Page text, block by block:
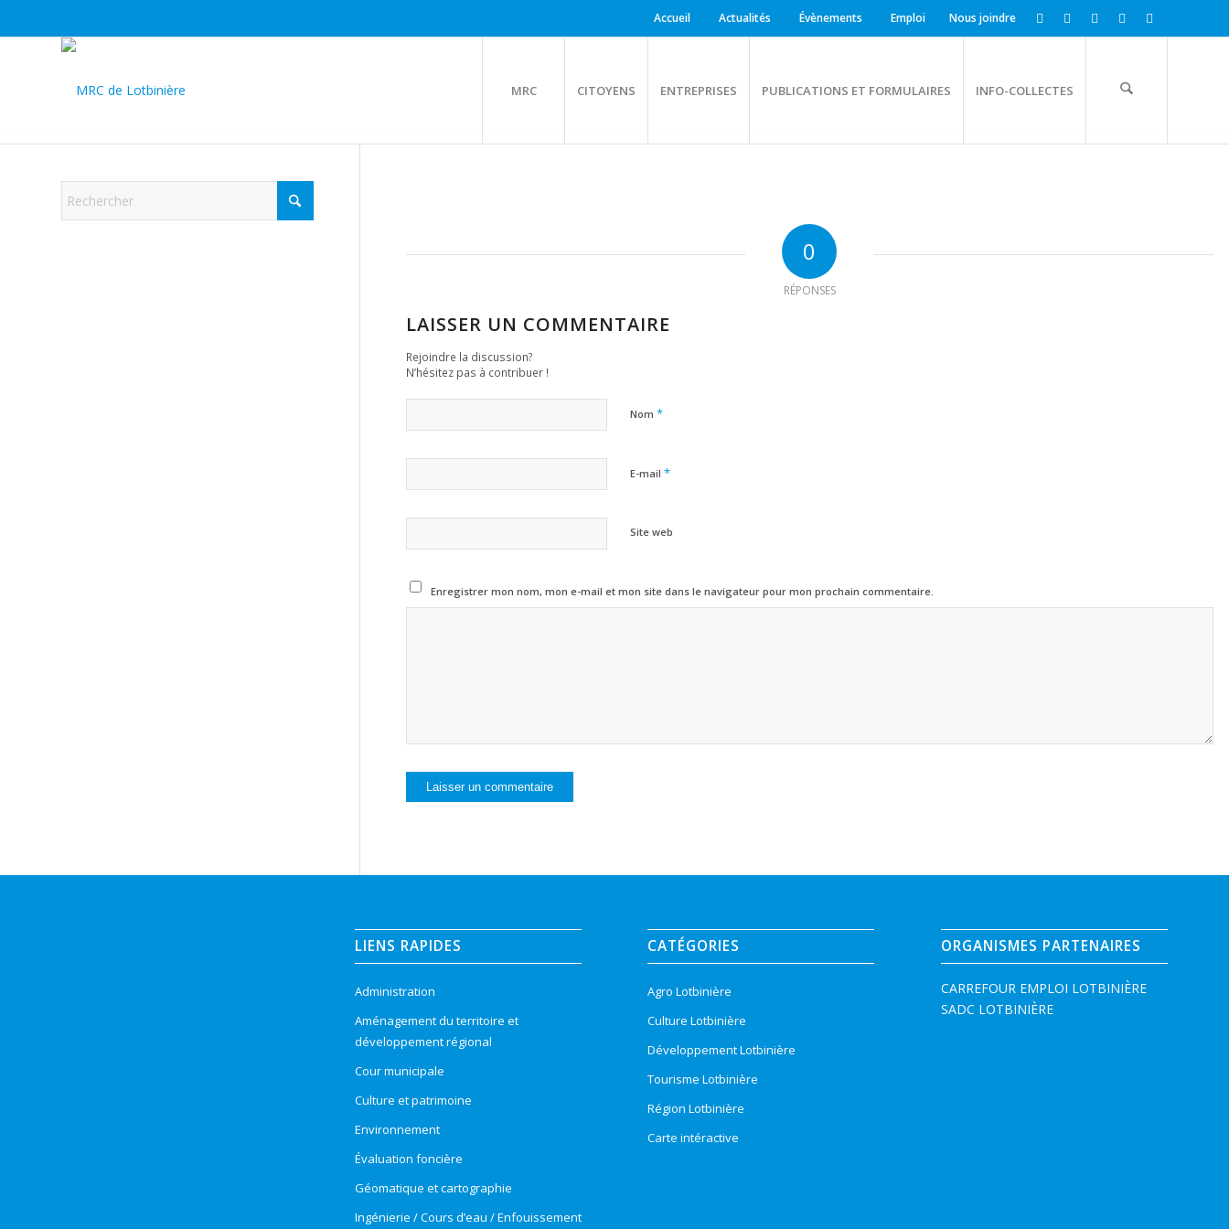
Accueil Actualités Évènements Emploi Nous joindre
MRC CITOYENS ENTREPRISES PUBLICATIONS ET FORMULAIRES INFO-COLLECTES
0
RÉPONSES
LAISSER UN COMMENTAIRE
Rejoindre la discussion?
N’hésitez pas à contribuer !
Nom *
E-mail *
Site web
Enregistrer mon nom, mon e-mail et mon site dans le navigateur pour mon prochain commentaire.
LIENS RAPIDES
Administration
Aménagement du territoire et
développement régional
Cour municipale
Culture et patrimoine
Environnement
Évaluation foncière
Géomatique et cartographie
Ingénierie / Cours d’eau / Enfouissement
CATÉGORIES
Agro Lotbinière
Culture Lotbinière
Développement Lotbinière
Tourisme Lotbinière
Région Lotbinière
Carte intéractive
ORGANISMES PARTENAIRES
CARREFOUR EMPLOI LOTBINIÈRE
SADC LOTBINIÈRE